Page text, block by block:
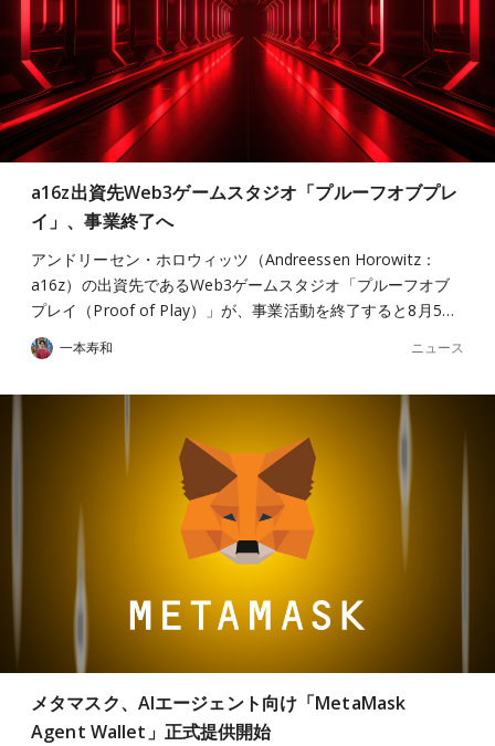
a16z出資先Web3ゲームスタジオ「プルーフオブプレ
イ」、事業終了へ
アンドリーセン・ホロウィッツ（Andreessen Horowitz：
a16z）の出資先であるWeb3ゲームスタジオ「プルーフオブ
プレイ（Proof of Play）」が、事業活動を終了すると8月5…
一本寿和 ニュース
メタマスク、AIエージェント向け「MetaMask
Agent Wallet」正式提供開始